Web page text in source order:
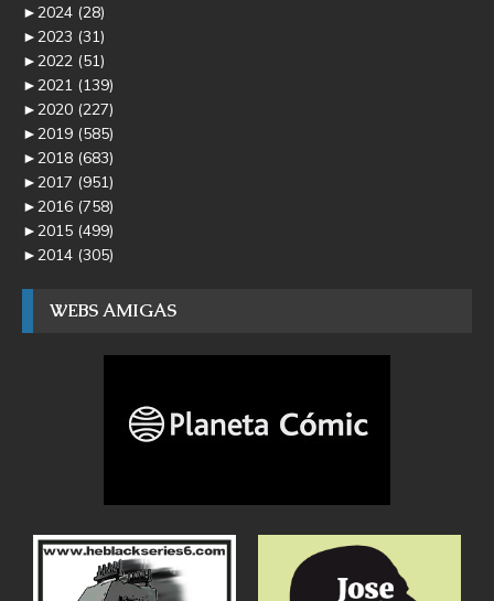
►2024 (28)
►2023 (31)
►2022 (51)
►2021 (139)
►2020 (227)
►2019 (585)
►2018 (683)
►2017 (951)
►2016 (758)
►2015 (499)
►2014 (305)
WEBS AMIGAS